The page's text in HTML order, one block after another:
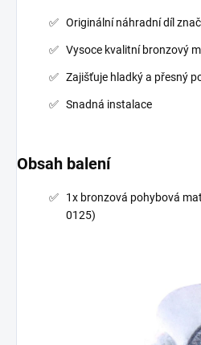
Originální náhradní díl
Vysoce kvalitní bronzový
Zajišťuje hladký a přesný
Snadná instalace
Obsah balení
1x bronzová pohybová
0125)